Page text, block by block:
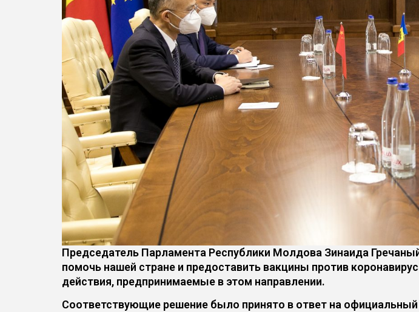
Председатель Парламента Республики Молдова Зинаида
помочь нашей стране и предоставить вакцины против
действия, предпринимаемые в этом направлении.
Соответствующие решение было принято в ответ на